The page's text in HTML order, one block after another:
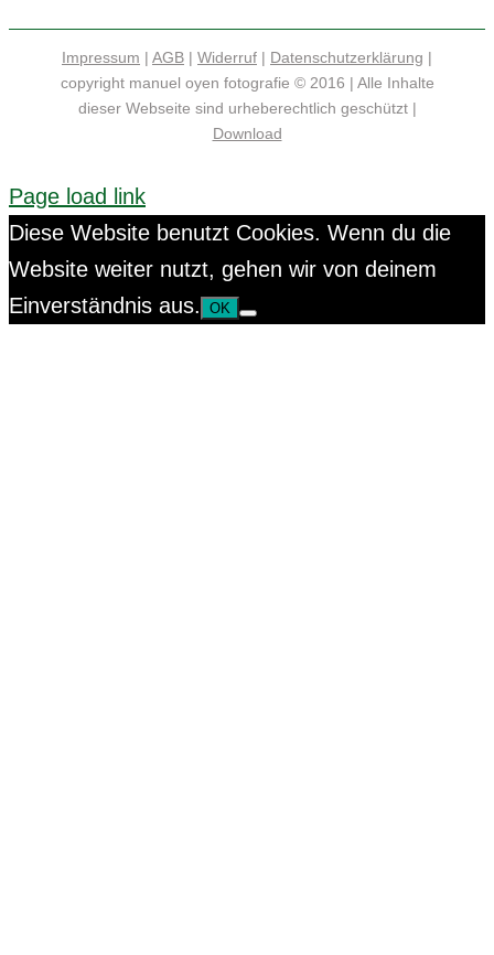
Impressum | AGB | Widerruf | Datenschutzerklärung |
copyright manuel oyen fotografie © 2016 | Alle Inhalte
dieser Webseite sind urheberechtlich geschützt |
Download
Page load link
Diese Website benutzt Cookies. Wenn du die
Website weiter nutzt, gehen wir von deinem
Einverständnis aus.
OK